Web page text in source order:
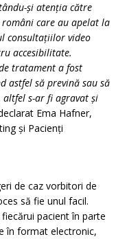
și atenția către
care au apelat la
consultațiilor video
accesibilitate.
tratament a fost
astfel să prevină sau să
altfel s-ar fi agravat și
Ema Hafner,
și Pacienți
de caz vorbitori de
să fie unul facil.
pacient în parte
în format electronic,